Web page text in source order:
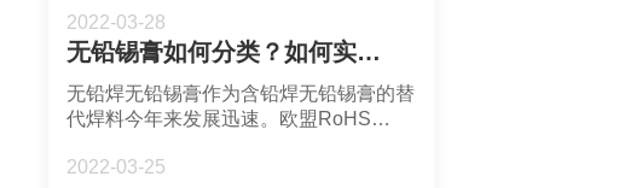
商深圳福英达分享：物联网概述。
近十年的阶段性高峰。从那时起，它已经
连续三年下降，这意味着如果中国汽车工
节点上，汽车领域的变化也随之而来。不
少新技术成为汽车行业发展的新动力。车
英达分享：Mini LED 车载应用与自动驾
2022-03-28
无铅锡膏如何分类？如何实现无铅焊料替代有铅焊料？
无铅焊无铅锡膏作为含铅焊无铅锡膏的替
代焊料今年来发展迅速。欧盟RoHS
Pb含量<0.1wt%(1000ppm)的焊料合金可
2022-03-25